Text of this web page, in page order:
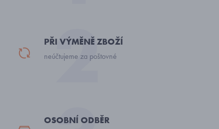
PŘI VÝMĚNĚ ZBOŽÍ
neúčtujeme za poštovné
OSOBNÍ ODBĚR